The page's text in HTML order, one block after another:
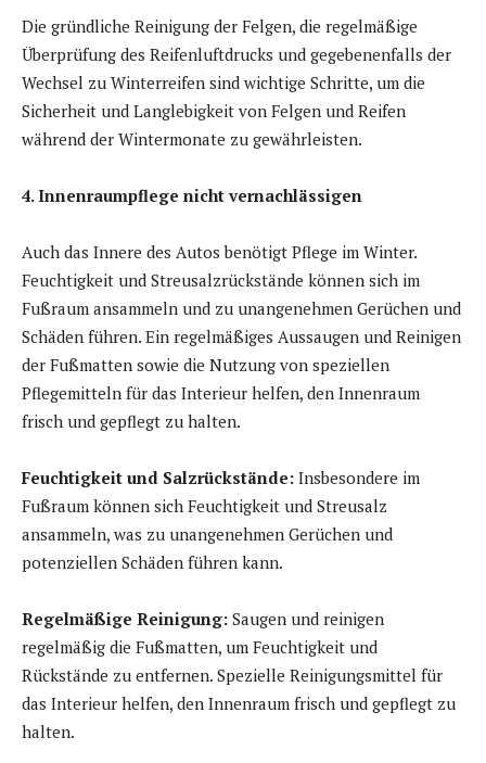
Die gründliche Reinigung der Felgen, die regelmäßige
Überprüfung des Reifenluftdrucks und gegebenenfalls der
Wechsel zu Winterreifen sind wichtige Schritte, um die
Sicherheit und Langlebigkeit von Felgen und Reifen
während der Wintermonate zu gewährleisten.
4. Innenraumpflege nicht vernachlässigen
Auch das Innere des Autos benötigt Pflege im Winter.
Feuchtigkeit und Streusalzrückstände können sich im
Fußraum ansammeln und zu unangenehmen Gerüchen und
Schäden führen. Ein regelmäßiges Aussaugen und Reinigen
der Fußmatten sowie die Nutzung von speziellen
Pflegemitteln für das Interieur helfen, den Innenraum
frisch und gepflegt zu halten.
Feuchtigkeit und Salzrückstände: Insbesondere im
Fußraum können sich Feuchtigkeit und Streusalz
ansammeln, was zu unangenehmen Gerüchen und
potenziellen Schäden führen kann.
Regelmäßige Reinigung: Saugen und reinigen
regelmäßig die Fußmatten, um Feuchtigkeit und
Rückstände zu entfernen. Spezielle Reinigungsmittel für
das Interieur helfen, den Innenraum frisch und gepflegt zu
halten.